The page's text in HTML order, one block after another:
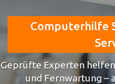
Computerhilfe
Geprüfte Experten
und Fernwartung –